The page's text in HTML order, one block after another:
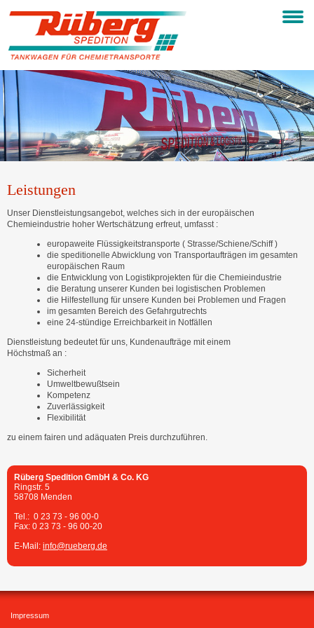
Leistungen
Unser Dienstleistungsangebot, welches sich in der europäischen
Chemieindustrie hoher Wertschätzung erfreut, umfasst :
europaweite Flüssigkeitstransporte ( Strasse/Schiene/Schiff )
die speditionelle Abwicklung von Transportaufträgen im gesamten
europäischen Raum
die Entwicklung von Logistikprojekten für die Chemieindustrie
die Beratung unserer Kunden bei logistischen Problemen
die Hilfestellung für unsere Kunden bei Problemen und Fragen
im gesamten Bereich des Gefahrgutrechts
eine 24-stündige Erreichbarkeit in Notfällen
Dienstleistung bedeutet für uns, Kundenaufträge mit einem
Höchstmaß an :
Sicherheit
Umweltbewußtsein
Kompetenz
Zuverlässigkeit
Flexibilität
zu einem fairen und adäquaten Preis durchzuführen.
Rüberg Spedition GmbH & Co. KG
Ringstr. 5
58708 Menden
Tel.: 0 23 73 - 96 00-0
Fax: 0 23 73 - 96 00-20
E-Mail: info@rueberg.de
Impressum